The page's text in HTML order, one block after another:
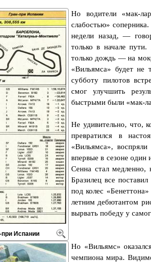
при Испании
Но водители «мак-
слабостью»
недели назад, —
только в начале
только дождь — на
«Вильямса» будет не
субботу пилотов
смог улучшить
быстрыми были «мак-
Не удивительно, что,
превратился в
«Вильямса»,
впервые в сезоне один
Сенна стал медленно,
Бразилец все
под колес
летним дебютантом
вырвать победу у
Но «Вильямс»
чемпиона мира.